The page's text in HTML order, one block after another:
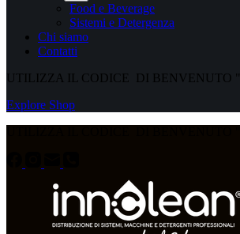
Food e Beverage
Sistemi e Detergenza
Chi siamo
Contatti
UTILIZZA IL CODICE DI BENVENUTO "
Explore Shop